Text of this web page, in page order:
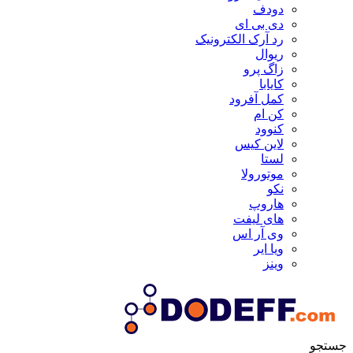
دودف
دی بی ای
رد آرک الکترونیک
ریوال
زاگ پرو
کایابا
کمل آفرود
کن ام
کنوود
لاین کیس
لستا
موتورولا
نکو
هاروپ
های لیفت
وی آر اس
ویا ایر
وینز
جستجو